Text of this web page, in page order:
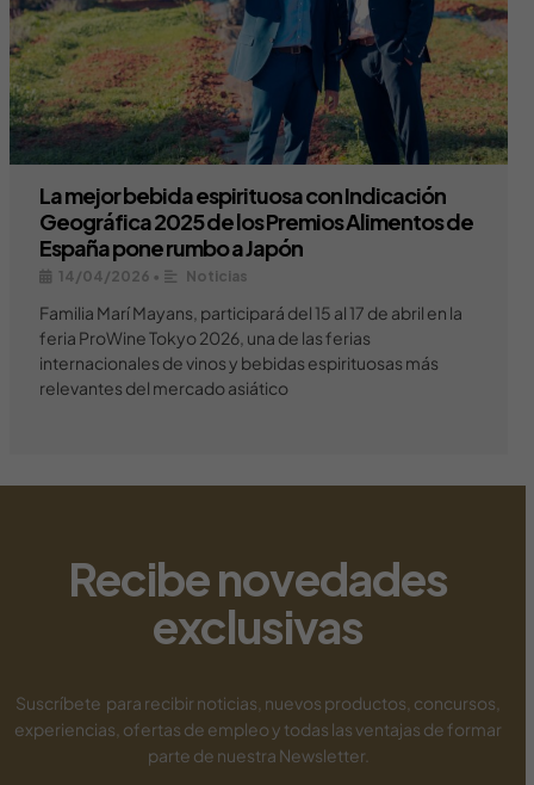
La mejor bebida espirituosa con Indicación
Geográfica 2025 de los Premios Alimentos de
España pone rumbo a Japón
14/04/2026 • Noticias
Familia Marí Mayans, participará del 15 al 17 de abril en la
feria ProWine Tokyo 2026, una de las ferias
internacionales de vinos y bebidas espirituosas más
relevantes del mercado asiático
Recibe novedades
exclusivas
Suscríbete para recibir noticias, nuevos productos, concursos,
experiencias, ofertas de empleo y todas las ventajas de formar
parte de nuestra Newsletter.